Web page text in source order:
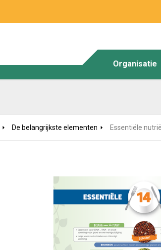
Organisatie
De belangrijkste elementen Essentiële